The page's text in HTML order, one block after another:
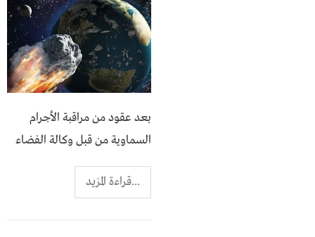
بعد عقود من مراقبة الأجرام
السماوية من قبل وكالة الفضاء
...قراءة المزيد